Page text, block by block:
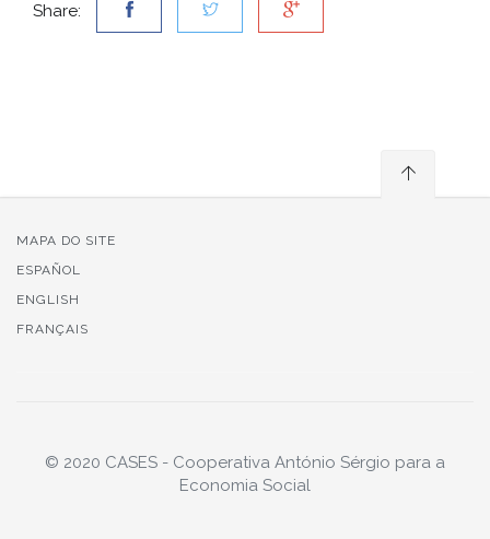
Share:
MAPA DO SITE
ESPAÑOL
ENGLISH
FRANÇAIS
© 2020 CASES - Cooperativa António Sérgio para a
Economia Social